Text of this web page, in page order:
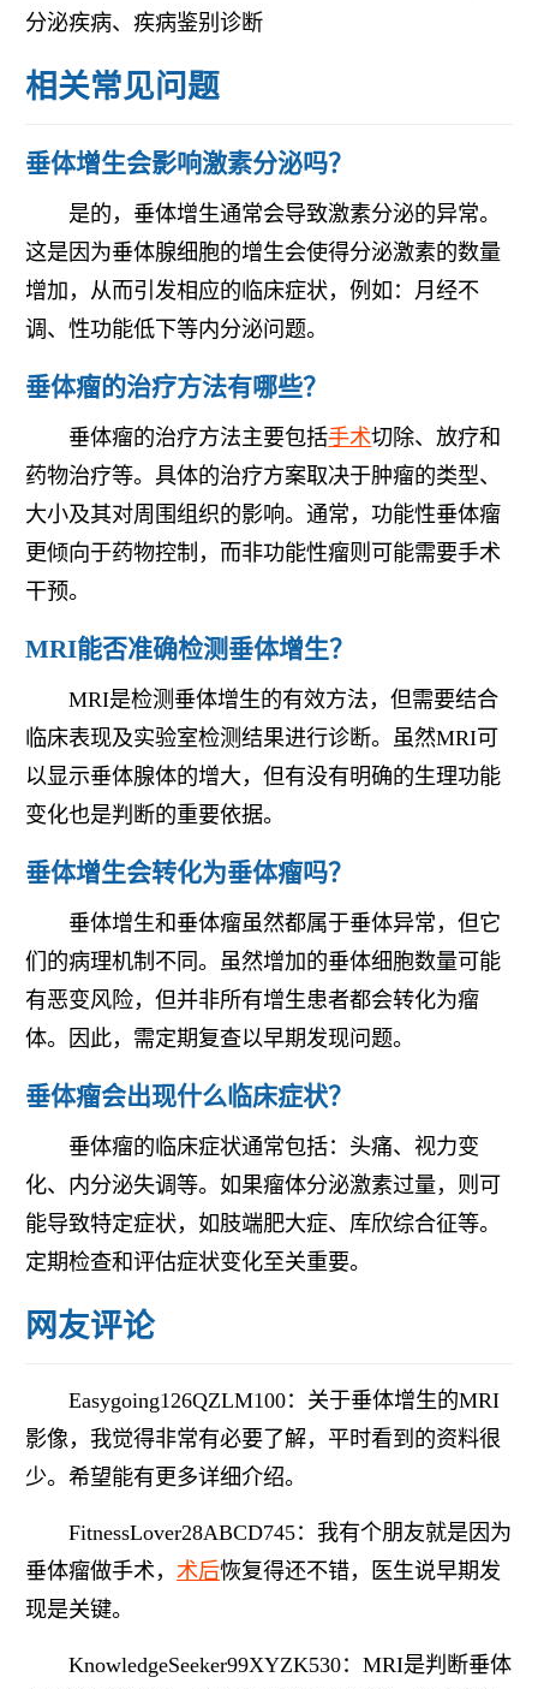
分泌疾病、疾病鉴别诊断
相关常见问题
垂体增生会影响激素分泌吗？
是的，垂体增生通常会导致激素分泌的异常。
这是因为垂体腺细胞的增生会使得分泌激素的数量
增加，从而引发相应的临床症状，例如：月经不
调、性功能低下等内分泌问题。
垂体瘤的治疗方法有哪些？
垂体瘤的治疗方法主要包括手术切除、放疗和
药物治疗等。具体的治疗方案取决于肿瘤的类型、
大小及其对周围组织的影响。通常，功能性垂体瘤
更倾向于药物控制，而非功能性瘤则可能需要手术
干预。
MRI能否准确检测垂体增生？
MRI是检测垂体增生的有效方法，但需要结合
临床表现及实验室检测结果进行诊断。虽然MRI可
以显示垂体腺体的增大，但有没有明确的生理功能
变化也是判断的重要依据。
垂体增生会转化为垂体瘤吗？
垂体增生和垂体瘤虽然都属于垂体异常，但它
们的病理机制不同。虽然增加的垂体细胞数量可能
有恶变风险，但并非所有增生患者都会转化为瘤
体。因此，需定期复查以早期发现问题。
垂体瘤会出现什么临床症状？
垂体瘤的临床症状通常包括：头痛、视力变
化、内分泌失调等。如果瘤体分泌激素过量，则可
能导致特定症状，如肢端肥大症、库欣综合征等。
定期检查和评估症状变化至关重要。
网友评论
Easygoing126QZLM100：关于垂体增生的MRI
影像，我觉得非常有必要了解，平时看到的资料很
少。希望能有更多详细介绍。
FitnessLover28ABCD745：我有个朋友就是因为
垂体瘤做手术， 术后恢复得还不错，医生说早期发
现是关键。
KnowledgeSeeker99XYZK530：MRI是判断垂体